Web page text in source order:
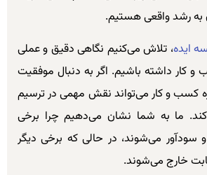
به رشد واقعی هستیم.
ایده، تلاش می‌کنیم نگاهی دقیق و عملی
کار داشته باشیم. اگر به دنبال موفقیت
کسب و کار می‌تواند نقش مهمی در ترسیم
کند. ما به شما نشان می‌دهیم چرا برخی
سودآور می‌شوند، در حالی که برخی دیگر
خارج می‌شوند.